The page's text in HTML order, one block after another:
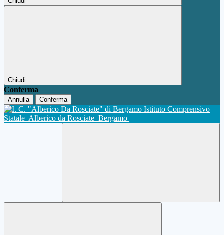
Chiudi
Conferma
Annulla Conferma
Istituto Comprensivo
Statale Alberico da Rosciate Bergamo